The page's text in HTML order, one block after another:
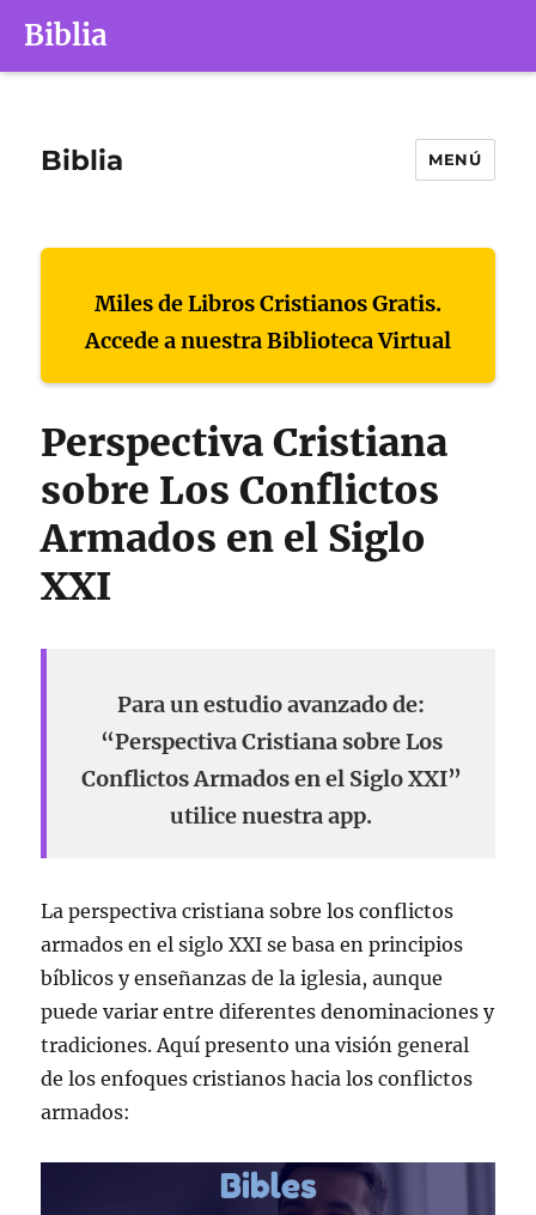
Biblia
Biblia MENÚ
Miles de Libros Cristianos Gratis.
Accede a nuestra Biblioteca Virtual
Perspectiva Cristiana
sobre Los Conflictos
Armados en el Siglo
XXI
Para un estudio avanzado de:
“Perspectiva Cristiana sobre Los
Conflictos Armados en el Siglo XXI”
utilice nuestra app.
La perspectiva cristiana sobre los conflictos
armados en el siglo XXI se basa en principios
bíblicos y enseñanzas de la iglesia, aunque
puede variar entre diferentes denominaciones y
tradiciones. Aquí presento una visión general
de los enfoques cristianos hacia los conflictos
armados: